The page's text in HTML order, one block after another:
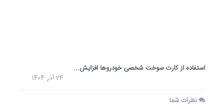
استفاده از کارت سوخت شخصی خودروها افزایش...
24 آذر 1404
نظرات شما